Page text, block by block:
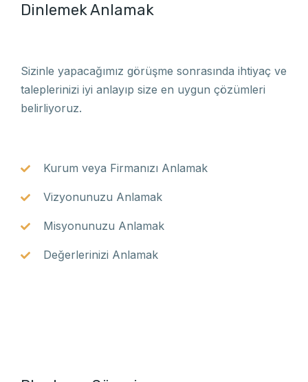
Dinlemek Anlamak
Sizinle yapacağımız görüşme sonrasında ihtiyaç ve
taleplerinizi iyi anlayıp size en uygun çözümleri
belirliyoruz.
Kurum veya Firmanızı Anlamak
Vizyonunuzu Anlamak
Misyonunuzu Anlamak
Değerlerinizi Anlamak